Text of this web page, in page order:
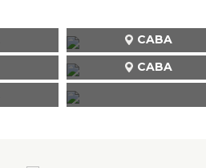
CABA
CABA